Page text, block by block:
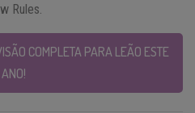
Rules.
COMPLETA PARA LEÃO ESTE
ANO!